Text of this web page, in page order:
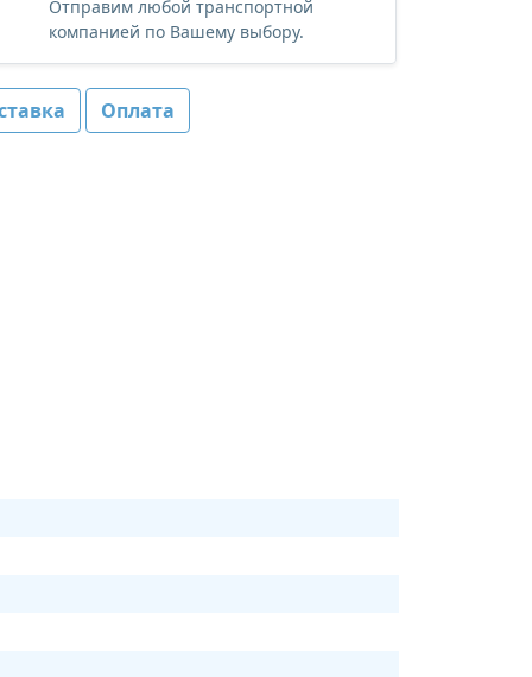
Отправим любой транспортной
компанией по Вашему выбору.
Оплата